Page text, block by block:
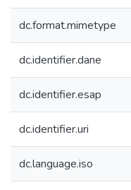
dc.format.mimetype
dc.identifier.dane
dc.identifier.esap
dc.identifier.uri
dc.language.iso